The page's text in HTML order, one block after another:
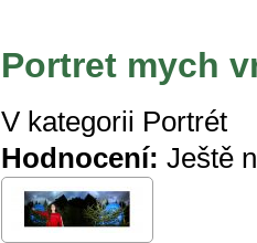
Portret mych
V kategorii Portrét
Hodnocení: Ještě